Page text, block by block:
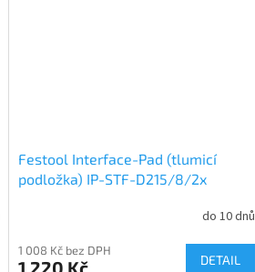
Festool Interface-Pad (tlumicí
podložka) IP-STF-D215/8/2x
do 10 dnů
1 008 Kč bez DPH
DETAIL